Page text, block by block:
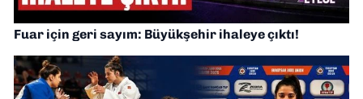
Fuar için geri sayım: Büyükşehir ihaleye çıktı!